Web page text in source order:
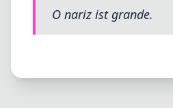
O nariz ist grande.